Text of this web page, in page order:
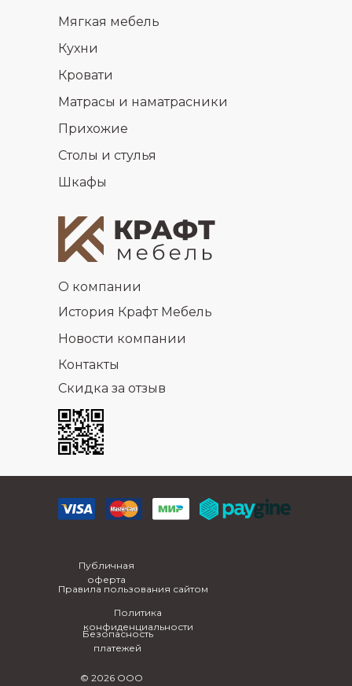
Кухни
Мягкая мебель
Кровати
Матрасы и наматрасники
Прихожие
Столы и стулья
Шкафы
О компании
История Крафт Мебель
Новости компании
Контакты
Скидка за отзыв
Публичная
оферта
Правила пользования сайтом
Политика
конфиденциальности
Безопасность
платежей
© 2026 ООО